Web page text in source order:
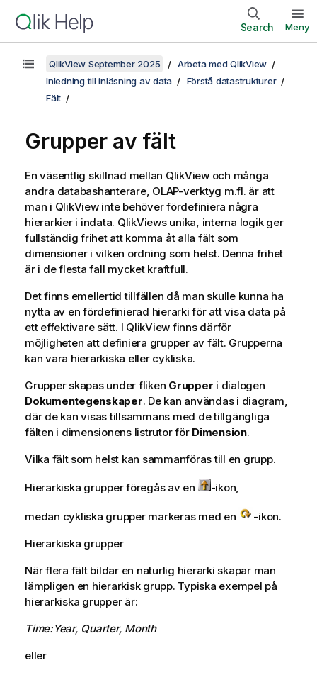
Search Meny
QlikView September 2025
Arbeta med QlikView
Inledning till inläsning av data
Förstå datastrukturer
Fält
Grupper av fält
En väsentlig skillnad mellan QlikView och många
andra databashanterare, OLAP-verktyg m.fl. är att
man i QlikView inte behöver fördefiniera några
hierarkier i indata. QlikViews unika, interna logik ger
fullständig frihet att komma åt alla fält som
dimensioner i vilken ordning som helst. Denna frihet
är i de flesta fall mycket kraftfull.
Det finns emellertid tillfällen då man skulle kunna ha
nytta av en fördefinierad hierarki för att visa data på
ett effektivare sätt. I QlikView finns därför
möjligheten att definiera grupper av fält. Grupperna
kan vara hierarkiska eller cykliska.
Grupper skapas under fliken Grupper i dialogen
Dokumentegenskaper. De kan användas i diagram,
där de kan visas tillsammans med de tillgängliga
fälten i dimensionens listrutor för Dimension.
Vilka fält som helst kan sammanföras till en grupp.
Hierarkiska grupper föregås av en -ikon,
medan cykliska grupper markeras med en
-ikon.
Hierarkiska grupper
När flera fält bildar en naturlig hierarki skapar man
lämpligen en hierarkisk grupp. Typiska exempel på
hierarkiska grupper är:
Time:Year, Quarter, Month
eller